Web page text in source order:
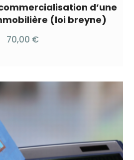
d’une
(loi breyne)
70,00 €